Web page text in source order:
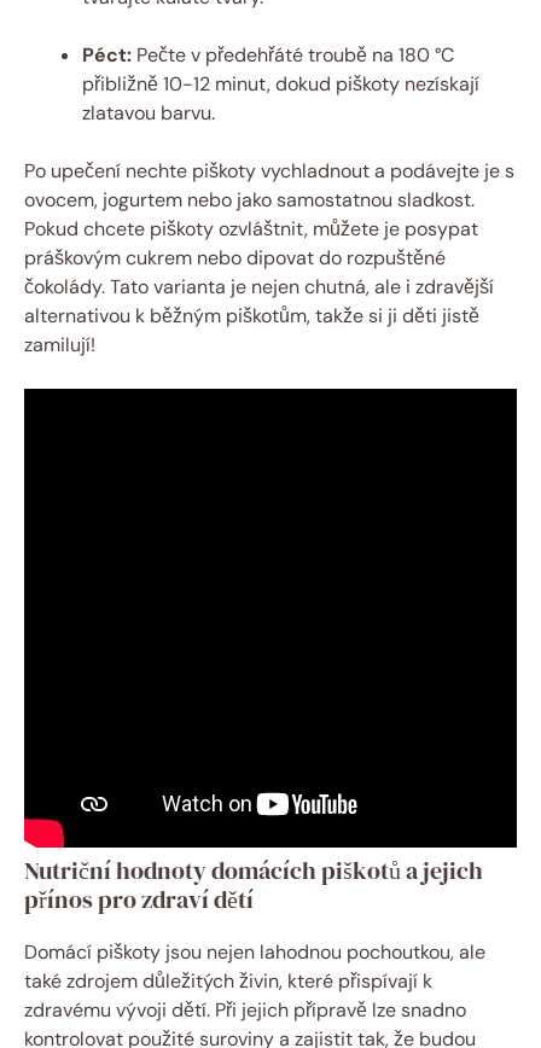
Péct: Pečte v předehřáté troubě na 180 °C
přibližně 10-12 minut, dokud piškoty nezískají
zlatavou barvu.
Po upečení nechte piškoty vychladnout a podávejte je s
ovocem, jogurtem nebo jako samostatnou sladkost.
Pokud chcete piškoty ozvláštnit, můžete je posypat
práškovým cukrem nebo dipovat do rozpuštěné
čokolády. Tato varianta je nejen chutná, ale i zdravější
alternativou k běžným piškotům, takže si ji děti jistě
zamilují!
Nutriční hodnoty domácích piškotů a jejich
přínos pro zdraví dětí
Domácí piškoty jsou nejen lahodnou pochoutkou, ale
také zdrojem důležitých živin, které přispívají k
zdravému vývoji dětí. Při jejich přípravě lze snadno
kontrolovat použité suroviny a zajistit tak, že budou